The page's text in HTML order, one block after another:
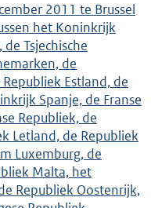
2011 te Brussel
het Koninkrijk
Tsjechische
de
Estland, de
Spanje, de Franse
Republiek, de
Letland, de Republiek
Luxemburg, de
Malta, het
Republiek Oostenrijk,